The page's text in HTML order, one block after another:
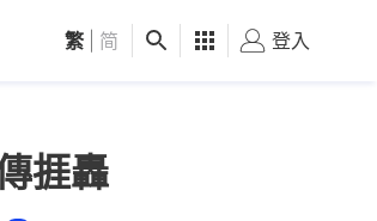
圳 觀點 健康 好食玩飛
繁 简 登入
捱轟